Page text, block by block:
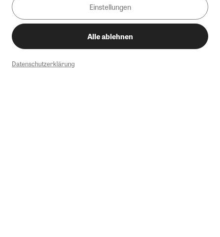
Einstellungen
Alle ablehnen
Datenschutzerklärung